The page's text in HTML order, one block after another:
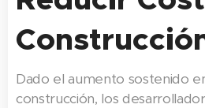
Dado el aumento sostenido
construcción, los